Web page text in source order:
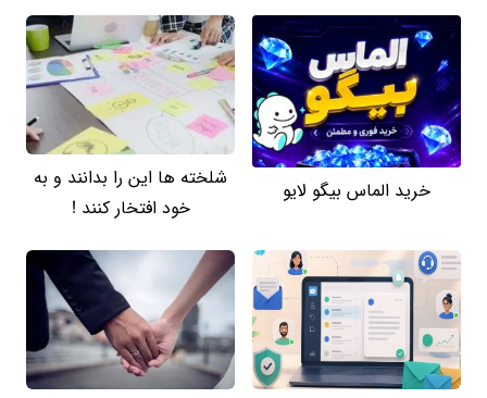
خرید الماس بیگو لایو
شلخته ها این را بدانند و به
خود افتخار کنند !